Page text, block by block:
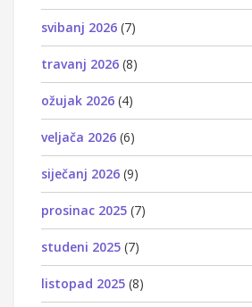
svibanj 2026 (7)
travanj 2026 (8)
ožujak 2026 (4)
veljača 2026 (6)
siječanj 2026 (9)
prosinac 2025 (7)
studeni 2025 (7)
listopad 2025 (8)